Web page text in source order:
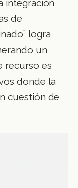
integración
de
logra
un
recurso es
donde la
cuestión de